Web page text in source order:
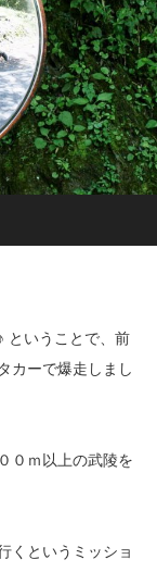
いうことで、 前
カーで爆走しまし
０ｍ以上の武陵を
くというミッショ